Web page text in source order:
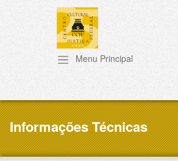
Pular para o conteúdo principal
Informações Técnicas